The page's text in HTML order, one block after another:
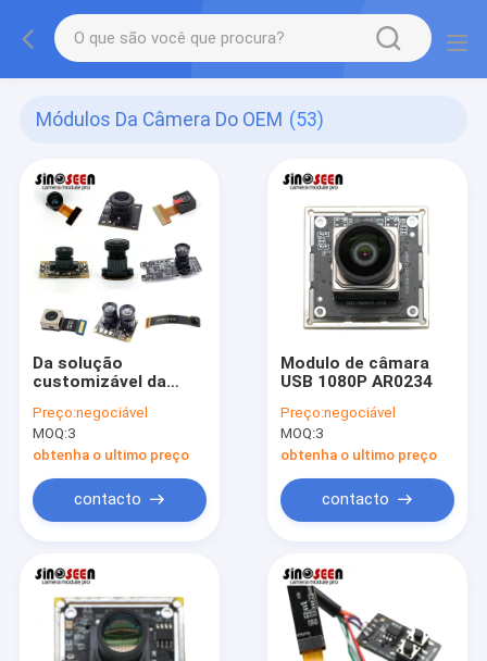
Módulos Da Câmera Do OEM (53)
Da solução
customizável da
da câmera do OEM de
USB MIPI DVP auto
foco
Preço:negociável
MOQ:3
obtenha o ultimo preço
contacto
Modulo de câmara
USB 1080P AR0234
Preço:negociável
MOQ:3
obtenha o ultimo preço
contacto